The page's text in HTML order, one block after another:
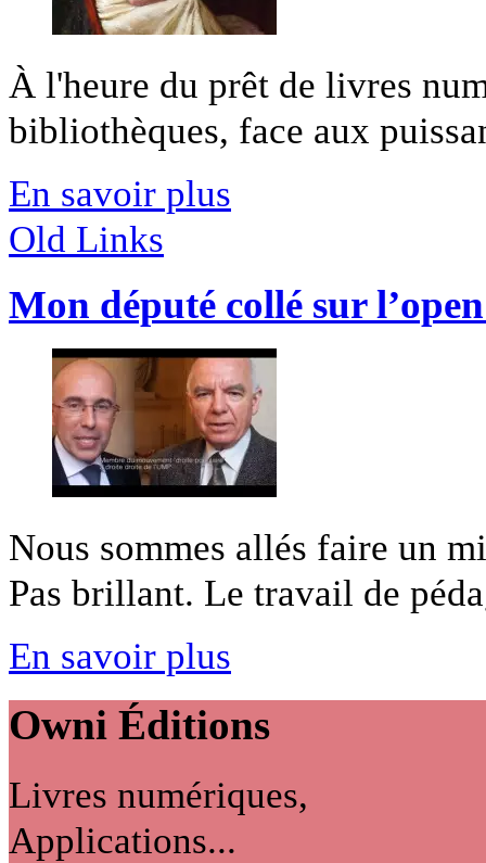
À l'heure du prêt de livres
bibliothèques, face aux
En savoir plus
Old Links
Mon député collé sur
Nous sommes allés faire un
Pas brillant. Le travail de
En savoir plus
Owni Éditions
Livres numériques,
Applications...